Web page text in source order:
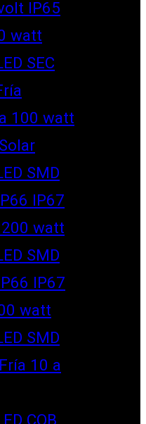
IP65
watt
SEC
100 watt
SMD
IP67
watt
SMD
IP67
watt
SMD
10 a
COB